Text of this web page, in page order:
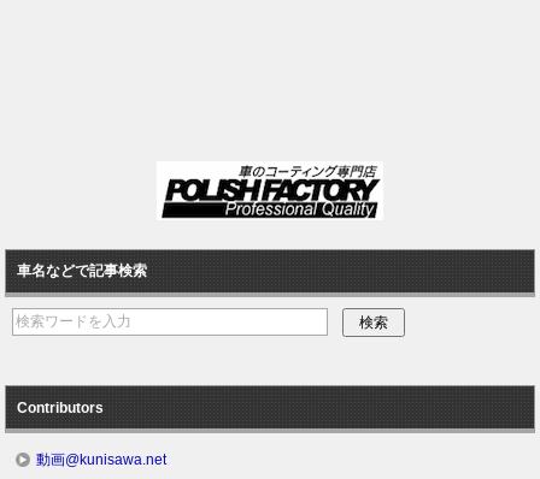
車名などで記事検索
Contributors
動画@kunisawa.net